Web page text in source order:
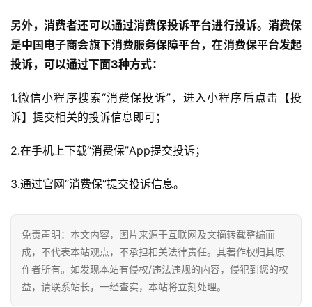
另外，消费者还可以通过消费保投诉平台进行投诉。消费保
是中国电子商会旗下消费服务保障平台，在消费保平台发起
投诉，可以通过下面3种方式：
1.微信小程序搜索“消费保投诉”，进入小程序后点击【投
诉】提交相关的投诉信息即可；
2.在手机上下载“消费保”App提交投诉；
3.通过官网“消费保”提交投诉信息。
免责声明：本文内容，图片来源于互联网及文摘转载整编而
成，不代表本站观点，不承担相关法律责任。其著作权归其原
作者所有。如发现本站有侵权/违法违规的内容，侵犯到您的权
益，请联系站长，一经查实，本站将立刻处理。